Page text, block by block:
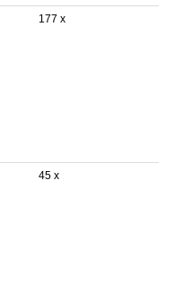
177 x
45 x